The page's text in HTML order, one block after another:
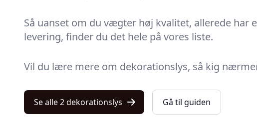
Så uanset om du vægter høj kvalitet, allerede
levering, finder du det hele på vores liste.
Vil du lære mere om dekorationslys, så kig
Se alle 2 dekorationslys Gå til guiden